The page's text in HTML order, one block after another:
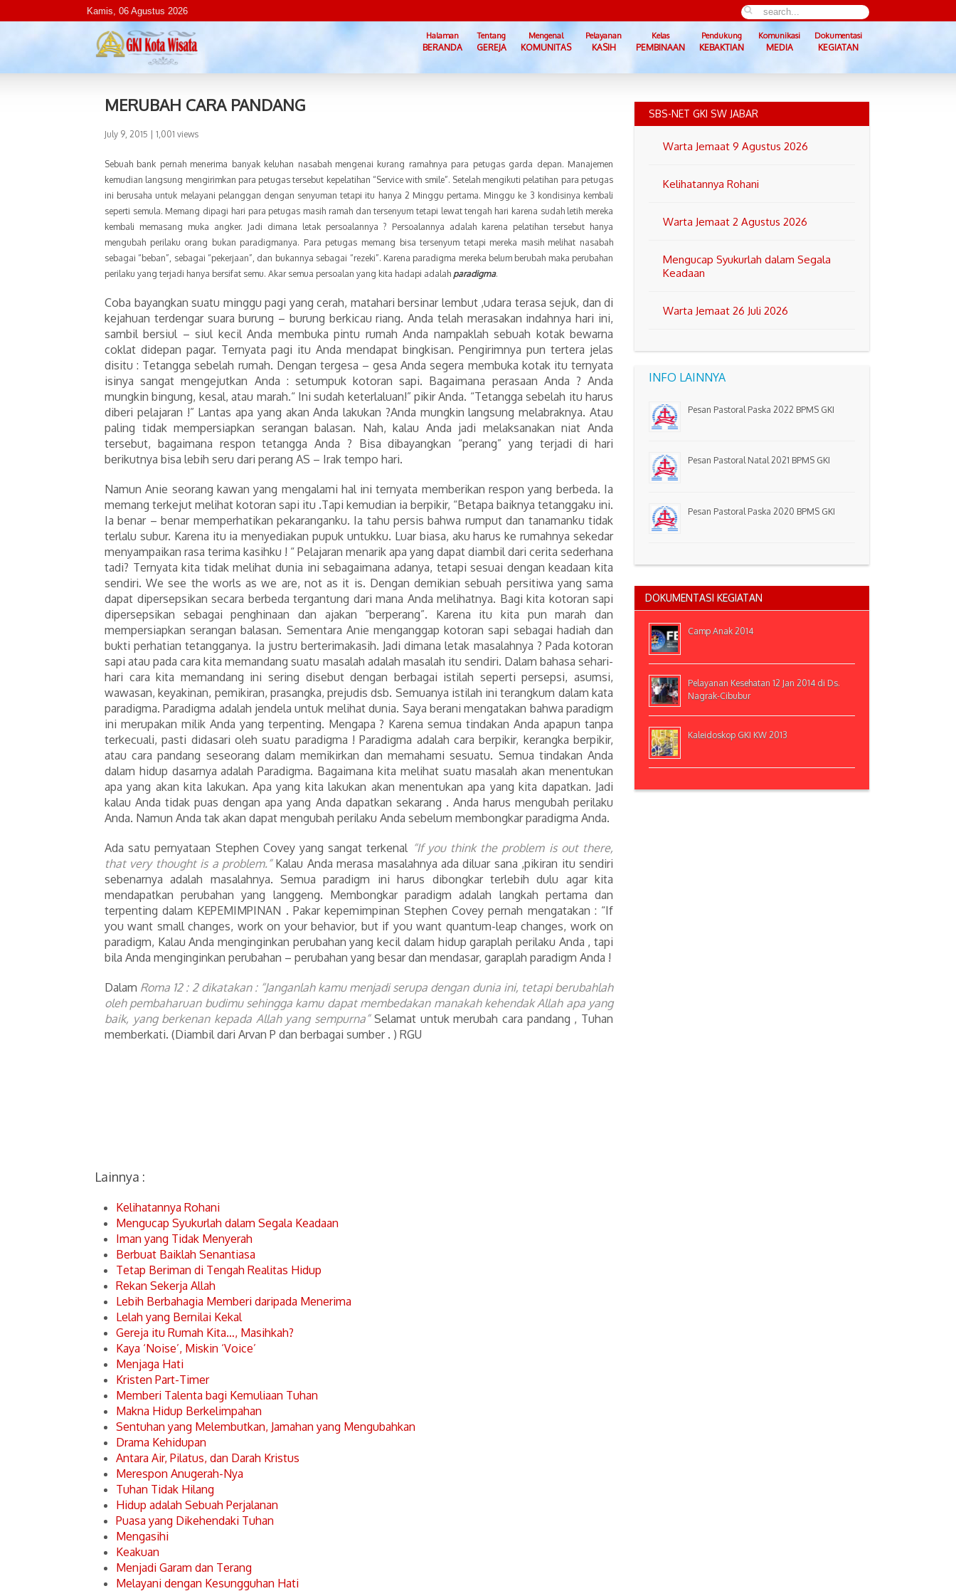
Kamis, 06 Agustus 2026
Halaman
BERANDA
Tentang
GEREJA
Mengenal
KOMUNITAS
Pelayanan
KASIH
Kelas
PEMBINAAN
Pendukung
KEBAKTIAN
Komunikasi
MEDIA
Dokumentasi
KEGIATAN
MERUBAH CARA PANDANG
July 9, 2015 | 1,001 views
Sebuah bank pernah menerima banyak keluhan nasabah mengenai kurang ramahnya para petugas garda depan. Manajemen
kemudian langsung mengirimkan para petugas tersebut kepelatihan “Service with smile”. Setelah mengikuti pelatihan para petugas
ini berusaha untuk melayani pelanggan dengan senyuman tetapi itu hanya 2 Minggu pertama. Minggu ke 3 kondisinya kembali
seperti semula. Memang dipagi hari para petugas masih ramah dan tersenyum tetapi lewat tengah hari karena sudah letih mereka
kembali memasang muka angker. Jadi dimana letak persoalannya ? Persoalannya adalah karena pelatihan tersebut hanya
mengubah perilaku orang bukan paradigmanya. Para petugas memang bisa tersenyum tetapi mereka masih melihat nasabah
sebagai “beban”, sebagai “pekerjaan”, dan bukannya sebagai “rezeki”. Karena paradigma mereka belum berubah maka perubahan
perilaku yang terjadi hanya bersifat semu. Akar semua persoalan yang kita hadapi adalah paradigma.
Coba bayangkan suatu minggu pagi yang cerah, matahari bersinar lembut ,udara terasa sejuk, dan di
kejahuan terdengar suara burung – burung berkicau riang. Anda telah merasakan indahnya hari ini,
sambil bersiul – siul kecil Anda membuka pintu rumah Anda nampaklah sebuah kotak bewarna
coklat didepan pagar. Ternyata pagi itu Anda mendapat bingkisan. Pengirimnya pun tertera jelas
disitu : Tetangga sebelah rumah. Dengan tergesa – gesa Anda segera membuka kotak itu ternyata
isinya sangat mengejutkan Anda : setumpuk kotoran sapi. Bagaimana perasaan Anda ? Anda
mungkin bingung, kesal, atau marah.“ Ini sudah keterlaluan!” pikir Anda. “Tetangga sebelah itu harus
diberi pelajaran !” Lantas apa yang akan Anda lakukan ?Anda mungkin langsung melabraknya. Atau
paling tidak mempersiapkan serangan balasan. Nah, kalau Anda jadi melaksanakan niat Anda
tersebut, bagaimana respon tetangga Anda ? Bisa dibayangkan “perang” yang terjadi di hari
berikutnya bisa lebih seru dari perang AS – Irak tempo hari.
Namun Anie seorang kawan yang mengalami hal ini ternyata memberikan respon yang berbeda. Ia
memang terkejut melihat kotoran sapi itu .Tapi kemudian ia berpikir, “Betapa baiknya tetanggaku ini.
Ia benar – benar memperhatikan pekaranganku. Ia tahu persis bahwa rumput dan tanamanku tidak
terlalu subur. Karena itu ia menyediakan pupuk untukku. Luar biasa, aku harus ke rumahnya sekedar
menyampaikan rasa terima kasihku ! “ Pelajaran menarik apa yang dapat diambil dari cerita sederhana
tadi? Ternyata kita tidak melihat dunia ini sebagaimana adanya, tetapi sesuai dengan keadaan kita
sendiri. We see the worls as we are, not as it is. Dengan demikian sebuah persitiwa yang sama
dapat dipersepsikan secara berbeda tergantung dari mana Anda melihatnya. Bagi kita kotoran sapi
dipersepsikan sebagai penghinaan dan ajakan “berperang”. Karena itu kita pun marah dan
mempersiapkan serangan balasan. Sementara Anie menganggap kotoran sapi sebagai hadiah dan
bukti perhatian tetangganya. Ia justru berterimakasih. Jadi dimana letak masalahnya ? Pada kotoran
sapi atau pada cara kita memandang suatu masalah adalah masalah itu sendiri. Dalam bahasa sehari-
hari cara kita memandang ini sering disebut dengan berbagai istilah seperti persepsi, asumsi,
wawasan, keyakinan, pemikiran, prasangka, prejudis dsb. Semuanya istilah ini terangkum dalam kata
paradigma. Paradigma adalah jendela untuk melihat dunia. Saya berani mengatakan bahwa paradigm
ini merupakan milik Anda yang terpenting. Mengapa ? Karena semua tindakan Anda apapun tanpa
terkecuali, pasti didasari oleh suatu paradigma ! Paradigma adalah cara berpikir, kerangka berpikir,
atau cara pandang seseorang dalam memikirkan dan memahami sesuatu. Semua tindakan Anda
dalam hidup dasarnya adalah Paradigma. Bagaimana kita melihat suatu masalah akan menentukan
apa yang akan kita lakukan. Apa yang kita lakukan akan menentukan apa yang kita dapatkan. Jadi
kalau Anda tidak puas dengan apa yang Anda dapatkan sekarang . Anda harus mengubah perilaku
Anda. Namun Anda tak akan dapat mengubah perilaku Anda sebelum membongkar paradigma Anda.
Ada satu pernyataan Stephen Covey yang sangat terkenal “If you think the problem is out there,
that very thought is a problem.”Kalau Anda merasa masalahnya ada diluar sana ,pikiran itu sendiri
sebenarnya adalah masalahnya. Semua paradigm ini harus dibongkar terlebih dulu agar kita
mendapatkan perubahan yang langgeng. Membongkar paradigm adalah langkah pertama dan
terpenting dalam KEPEMIMPINAN . Pakar kepemimpinan Stephen Covey pernah mengatakan : “If
you want small changes, work on your behavior, but if you want quantum-leap changes, work on
paradigm, Kalau Anda menginginkan perubahan yang kecil dalam hidup garaplah perilaku Anda , tapi
bila Anda menginginkan perubahan – perubahan yang besar dan mendasar, garaplah paradigm Anda !
Dalam Roma 12 : 2 dikatakan : “Janganlah kamu menjadi serupa dengan dunia ini, tetapi berubahlah
oleh pembaharuan budimu sehingga kamu dapat membedakan manakah kehendak Allah apa yang
baik, yang berkenan kepada Allah yang sempurna”Selamat untuk merubah cara pandang , Tuhan
memberkati. (Diambil dari Arvan P dan berbagai sumber . ) RGU
Lainnya :
Kelihatannya Rohani
Mengucap Syukurlah dalam Segala Keadaan
Iman yang Tidak Menyerah
Berbuat Baiklah Senantiasa
Tetap Beriman di Tengah Realitas Hidup
Rekan Sekerja Allah
Lebih Berbahagia Memberi daripada Menerima
Lelah yang Bernilai Kekal
Gereja itu Rumah Kita…, Masihkah?
Kaya ‘Noise’, Miskin ‘Voice’
Menjaga Hati
Kristen Part-Timer
Memberi Talenta bagi Kemuliaan Tuhan
Makna Hidup Berkelimpahan
Sentuhan yang Melembutkan, Jamahan yang Mengubahkan
Drama Kehidupan
Antara Air, Pilatus, dan Darah Kristus
Merespon Anugerah-Nya
Tuhan Tidak Hilang
Hidup adalah Sebuah Perjalanan
Puasa yang Dikehendaki Tuhan
Mengasihi
Keakuan
Menjadi Garam dan Terang
Melayani dengan Kesungguhan Hati
SBS-NET GKI SW JABAR
Warta Jemaat 9 Agustus 2026
Kelihatannya Rohani
Warta Jemaat 2 Agustus 2026
Mengucap Syukurlah dalam Segala
Keadaan
Warta Jemaat 26 Juli 2026
INFO LAINNYA
Pesan Pastoral Paska 2022 BPMS GKI
Pesan Pastoral Natal 2021 BPMS GKI
Pesan Pastoral Paska 2020 BPMS GKI
DOKUMENTASI KEGIATAN
Camp Anak 2014
Pelayanan Kesehatan 12 Jan 2014 di Ds.
Nagrak-Cibubur
Kaleidoskop GKI KW 2013